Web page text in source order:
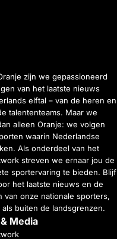
zijn we gepassioneerd
van het laatste nieuws
elftal – van de heren en
talententeams. Maar we
alleen Oranje: we volgen
waarin Nederlandse
Als onderdeel van het
streven we ernaar jou de
sportervaring te bieden. Blijf
het laatste nieuws en de
van onze nationale sporters,
buiten de landsgrenzen.
Media